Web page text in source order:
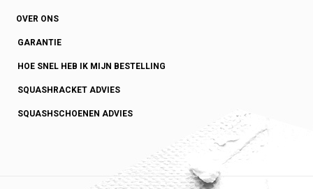
OVER ONS
GARANTIE
HOE SNEL HEB IK MIJN BESTELLING
SQUASHRACKET ADVIES
SQUASHSCHOENEN ADVIES